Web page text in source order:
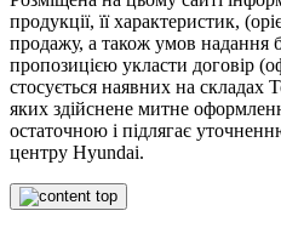
продукції, її характеристик,
продажу, а також умов надання
пропозицією укласти договір
стосується наявних на складах
яких здійснене митне
остаточною і підлягає
центру Hyundai.